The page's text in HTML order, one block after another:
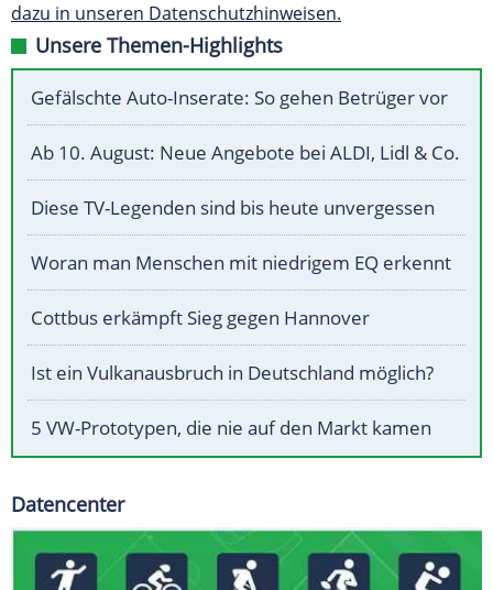
dazu in unseren Datenschutzhinweisen.
Unsere Themen-Highlights
Gefälschte Auto-Inserate: So gehen Betrüger vor
Ab 10. August: Neue Angebote bei ALDI, Lidl & Co.
Diese TV-Legenden sind bis heute unvergessen
Woran man Menschen mit niedrigem EQ erkennt
Cottbus erkämpft Sieg gegen Hannover
Ist ein Vulkanausbruch in Deutschland möglich?
5 VW-Prototypen, die nie auf den Markt kamen
Datencenter